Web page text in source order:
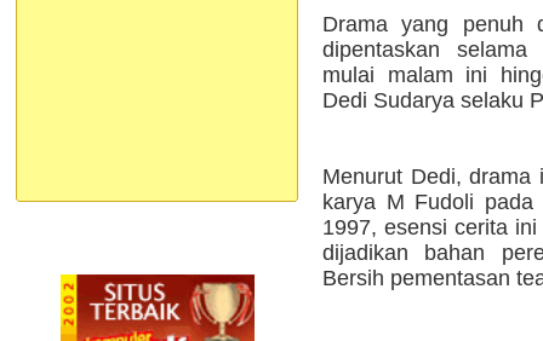
Drama yang penuh
dipentaskan
mulai malam ini
Dedi Sudarya selaku
Menurut Dedi, drama
karya M Fudoli
1997, esensi cerita
dijadikan bahan
Bersih pementasan